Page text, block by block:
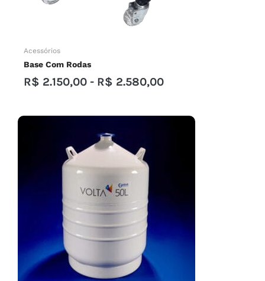
Acessórios
Base Com Rodas
R$ 2.150,00 - R$ 2.580,00